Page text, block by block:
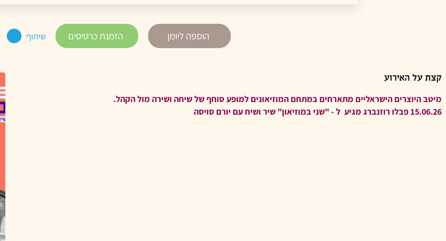
הוספה ליומן הזמנת כרטיסים שיתוף
קצת על האירוע
מיטב היוצרים הישראליים מתארחים במתחם המוזיאונים למופע סוחף של שיחה ושירה מול הקהל.
15.06.26 פבלו רוזנברג מגיע ל - "שני במוזיאון" שיר ושיח עם יורם סויסה